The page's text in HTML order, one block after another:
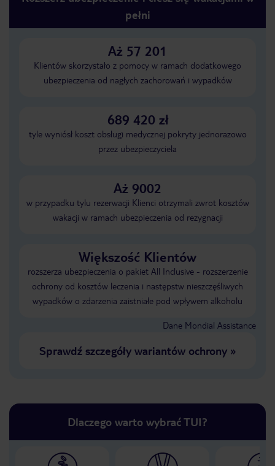
pełni
Aż 57 201
Klientów skorzystało z pomocy w ramach dodatkowego
ubezpieczenia od nagłych zachorowań i wypadków
689 420 zł
tyle wyniósł koszt obsługi medycznej pokryty jednorazowo
przez ubezpieczyciela
Aż 9002
w przypadku tylu rezerwacji Klienci otrzymali zwrot kosztów
wakacji w ramach ubezpieczenia od rezygnacji
Większość Klientów
rozszerza ubezpieczenia o pakiet All Inclusive - rozszerzenie
ochrony od kosztów leczenia i następstw nieszczęśliwych
wypadków o zdarzenia zaistniałe pod wpływem alkoholu
Dane Mondial Assistance
Sprawdź szczegóły wariantów ochrony»
Dlaczego warto wybrać TUI?